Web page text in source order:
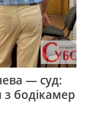
— суд:
бодікамер